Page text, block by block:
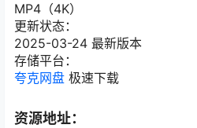
MP4（4K）
更新状态：
2025-03-24 最新版本
存储平台：
夸克网盘 极速下载
资源地址：